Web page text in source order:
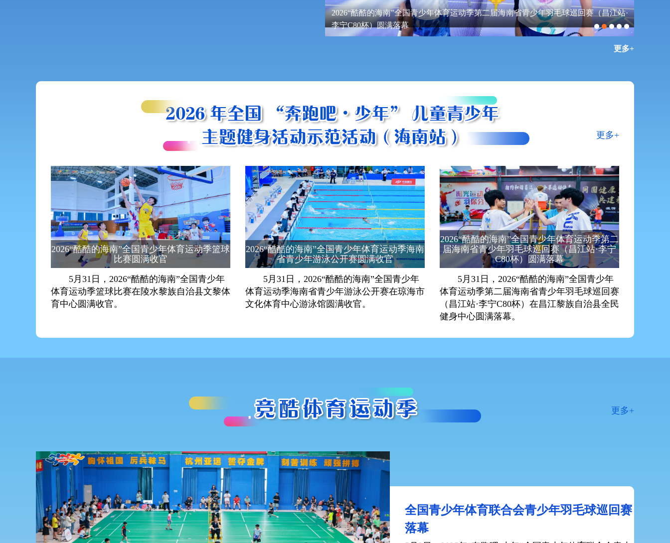
“奔跑吧·少年”2026年海南省青少年击剑公开赛圆满落幕
更多+
更多+
2026“酷酷的海南”全国青少年体育运动季篮球
比赛圆满收官
5月31日，2026“酷酷的海南”全国青少年
体育运动季篮球比赛在陵水黎族自治县文黎体
育中心圆满收官。
2026“酷酷的海南”全国青少年体育运动季海南
省青少年游泳公开赛圆满收官
5月31日，2026“酷酷的海南”全国青少年
体育运动季海南省青少年游泳公开赛在琼海市
文化体育中心游泳馆圆满收官。
2026“酷酷的海南”全国青少年体育运动季第二
届海南省青少年羽毛球巡回赛（昌江站·李宁
C80杯）圆满落幕
5月31日，2026“酷酷的海南”全国青少年
体育运动季第二届海南省青少年羽毛球巡回赛
（昌江站·李宁C80杯）在昌江黎族自治县全民
健身中心圆满落幕。
更多+
“奔跑吧·少年”2026年海南省青少年击剑公
开赛圆满落幕